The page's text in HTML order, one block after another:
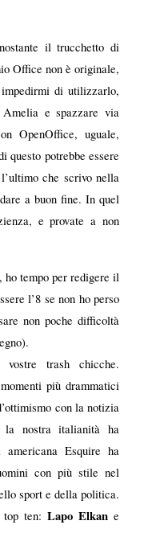
il trucchetto di
Office non è originale,
di utilizzarlo,
e spazzare via
OpenOffice, uguale,
questo potrebbe essere
che scrivo nella
a buon fine. In quel
e provate a non
tempo per redigere il
l’8 se non ho perso
non poche difficoltà
trash chicche.
più drammatici
con la notizia
la nostra italianità ha
Esquire ha
con più stile nel
sport e della politica.
ten: Lapo Elkan e